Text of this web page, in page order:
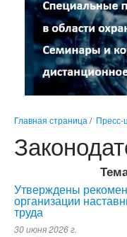
Главная страница / Пресс-
Утверждены
организации
труда
30 июня 2026 г.